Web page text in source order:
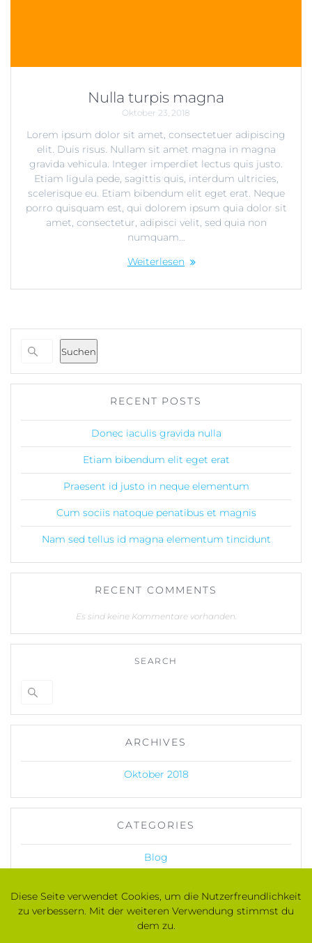
Nulla turpis magna
Oktober 23, 2018
Lorem ipsum dolor sit amet, consectetuer adipiscing
elit. Duis risus. Nullam sit amet magna in magna
gravida vehicula. Integer imperdiet lectus quis justo.
Etiam ligula pede, sagittis quis, interdum ultricies,
scelerisque eu. Etiam bibendum elit eget erat. Neque
porro quisquam est, qui dolorem ipsum quia dolor sit
amet, consectetur, adipisci velit, sed quia non
numquam…
Weiterlesen
Suchen
RECENT POSTS
Donec iaculis gravida nulla
Etiam bibendum elit eget erat
Praesent id justo in neque elementum
Cum sociis natoque penatibus et magnis
Nam sed tellus id magna elementum tincidunt
RECENT COMMENTS
Es sind keine Kommentare vorhanden.
SEARCH
ARCHIVES
Oktober 2018
CATEGORIES
Blog
Diese Seite verwendet Cookies, um die Nutzerfreundlichkeit
zu verbessern. Mit der weiteren Verwendung stimmst du
dem zu.